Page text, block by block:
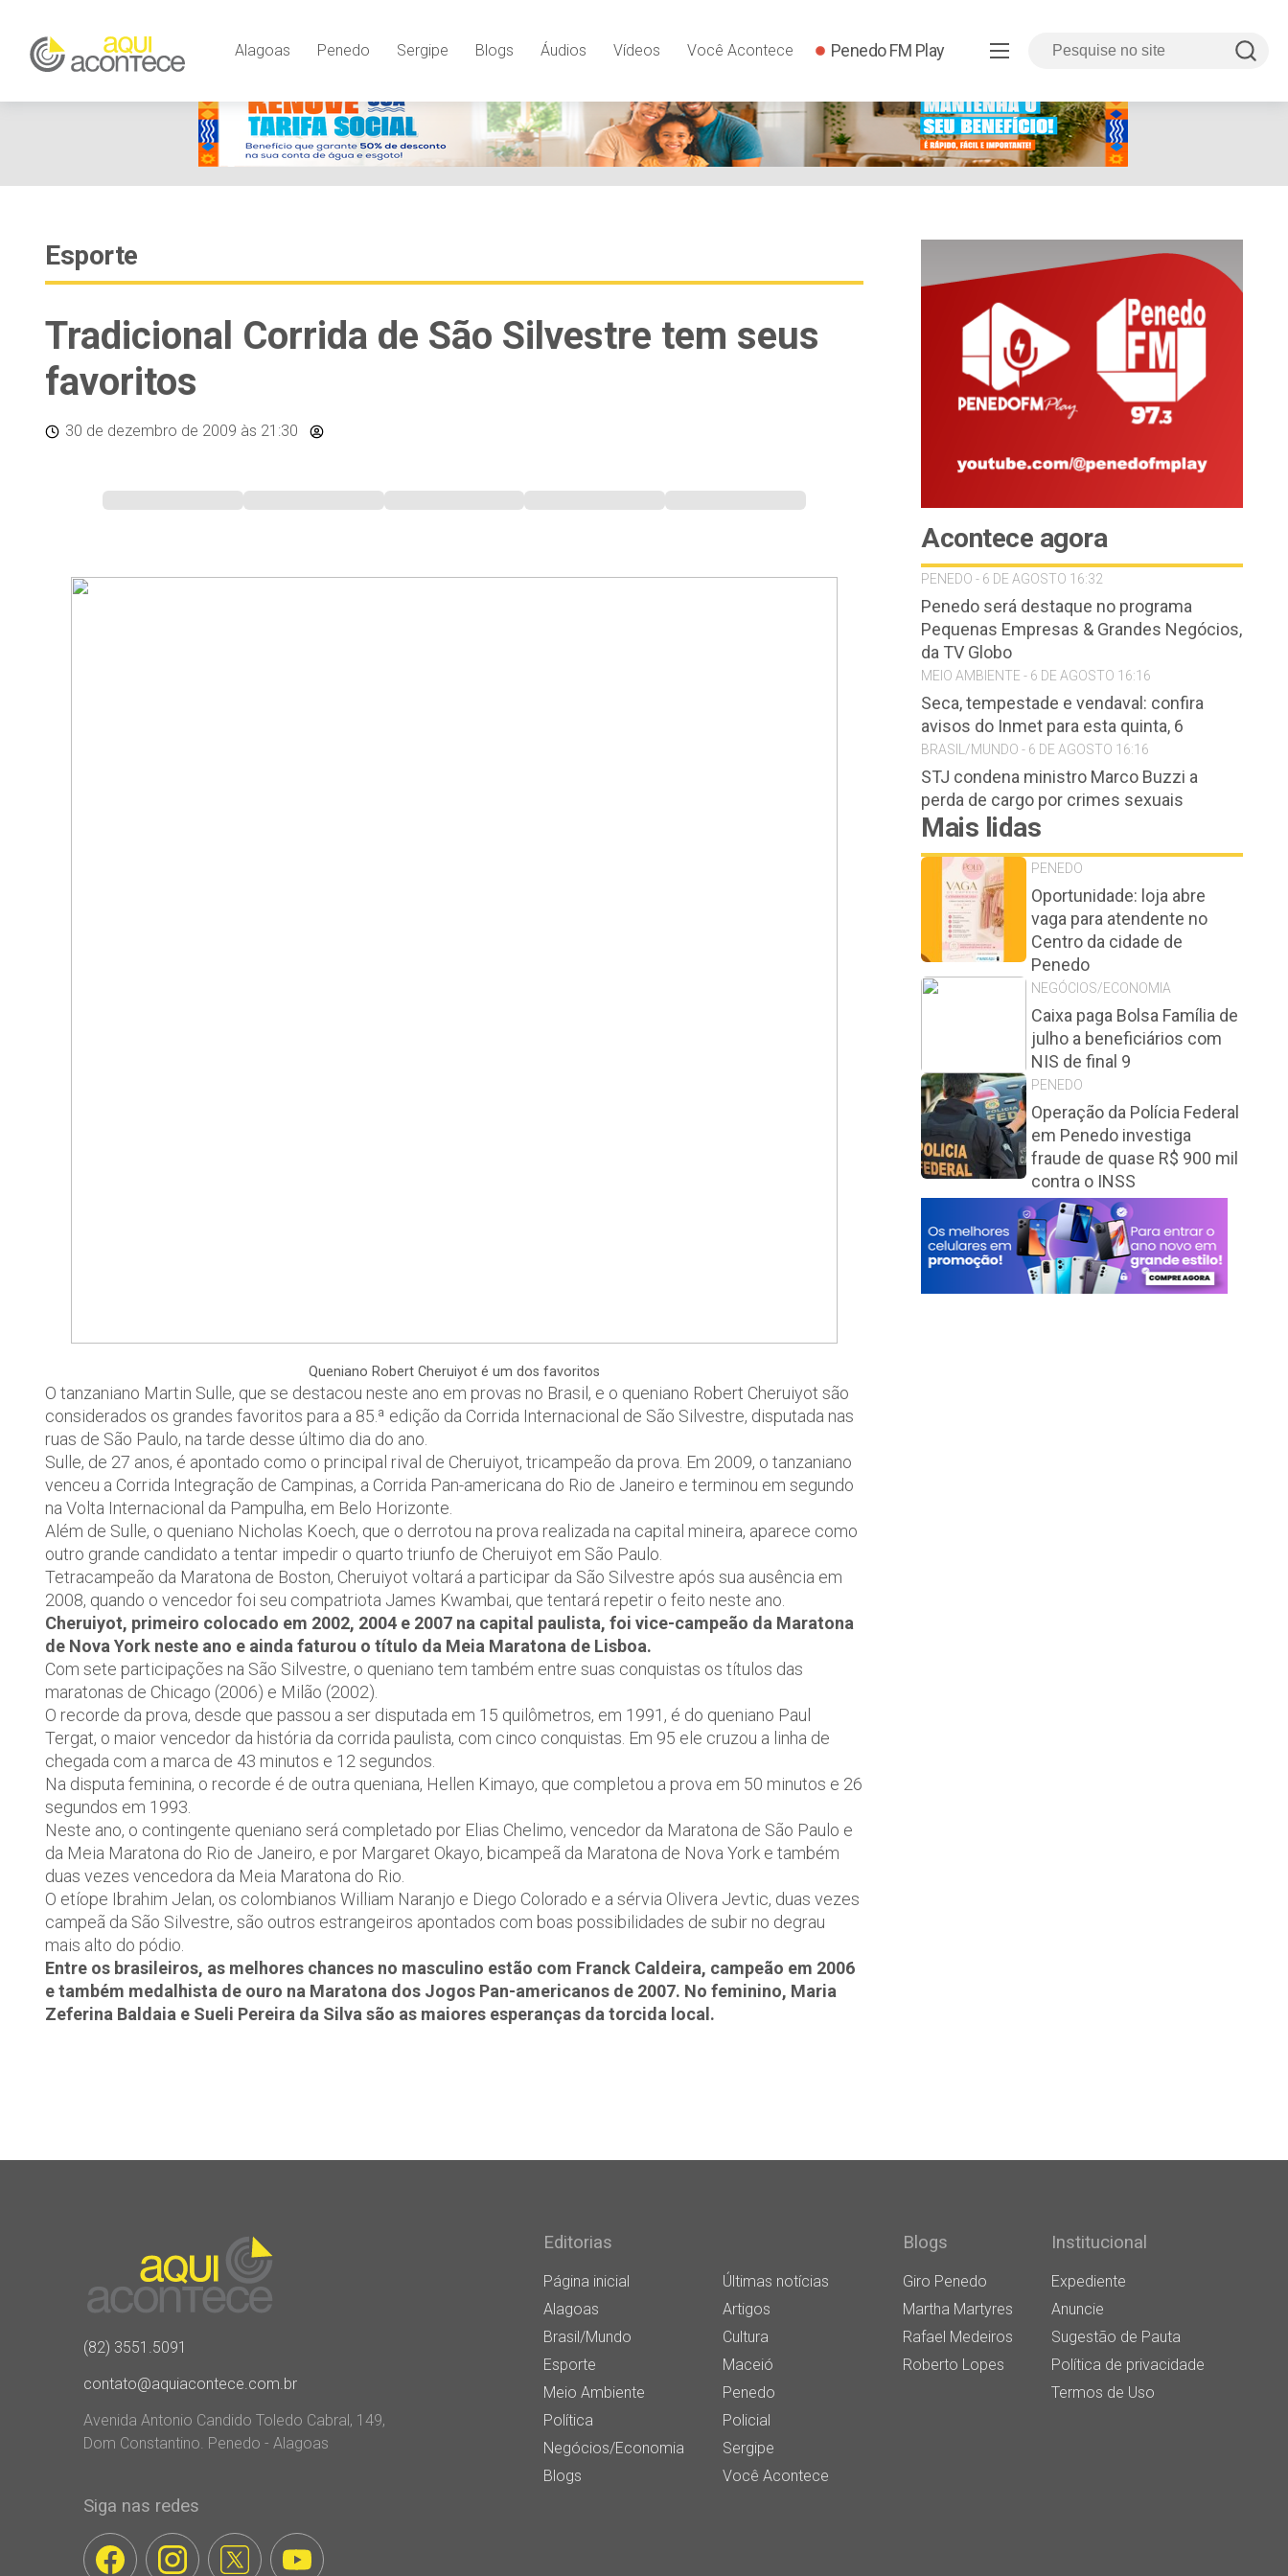
Alagoas Penedo Sergipe Blogs Áudios Vídeos Você Acontece Penedo FM Play
Esporte
Tradicional Corrida de São Silvestre tem seus
favoritos
30 de dezembro de 2009 às 21:30
Queniano Robert Cheruiyot é um dos favoritos
O tanzaniano Martin Sulle, que se destacou neste ano em provas no Brasil, e o queniano Robert Cheruiyot são
considerados os grandes favoritos para a 85.ª edição da Corrida Internacional de São Silvestre, disputada nas
ruas de São Paulo, na tarde desse último dia do ano.
Sulle, de 27 anos, é apontado como o principal rival de Cheruiyot, tricampeão da prova. Em 2009, o tanzaniano
venceu a Corrida Integração de Campinas, a Corrida Pan-americana do Rio de Janeiro e terminou em segundo
na Volta Internacional da Pampulha, em Belo Horizonte.
Além de Sulle, o queniano Nicholas Koech, que o derrotou na prova realizada na capital mineira, aparece como
outro grande candidato a tentar impedir o quarto triunfo de Cheruiyot em São Paulo.
Tetracampeão da Maratona de Boston, Cheruiyot voltará a participar da São Silvestre após sua ausência em
2008, quando o vencedor foi seu compatriota James Kwambai, que tentará repetir o feito neste ano.
Cheruiyot, primeiro colocado em 2002, 2004 e 2007 na capital paulista, foi vice-campeão da Maratona
de Nova York neste ano e ainda faturou o título da Meia Maratona de Lisboa.
Com sete participações na São Silvestre, o queniano tem também entre suas conquistas os títulos das
maratonas de Chicago (2006) e Milão (2002).
O recorde da prova, desde que passou a ser disputada em 15 quilômetros, em 1991, é do queniano Paul
Tergat, o maior vencedor da história da corrida paulista, com cinco conquistas. Em 95 ele cruzou a linha de
chegada com a marca de 43 minutos e 12 segundos.
Na disputa feminina, o recorde é de outra queniana, Hellen Kimayo, que completou a prova em 50 minutos e 26
segundos em 1993.
Neste ano, o contingente queniano será completado por Elias Chelimo, vencedor da Maratona de São Paulo e
da Meia Maratona do Rio de Janeiro, e por Margaret Okayo, bicampeã da Maratona de Nova York e também
duas vezes vencedora da Meia Maratona do Rio.
O etíope Ibrahim Jelan, os colombianos William Naranjo e Diego Colorado e a sérvia Olivera Jevtic, duas vezes
campeã da São Silvestre, são outros estrangeiros apontados com boas possibilidades de subir no degrau
mais alto do pódio.
Entre os brasileiros, as melhores chances no masculino estão com Franck Caldeira, campeão em 2006
e também medalhista de ouro na Maratona dos Jogos Pan-americanos de 2007. No feminino, Maria
Zeferina Baldaia e Sueli Pereira da Silva são as maiores esperanças da torcida local.
Acontece agora
PENEDO - 6 DE AGOSTO 16:32
Penedo será destaque no programa
Pequenas Empresas & Grandes Negócios,
da TV Globo
MEIO AMBIENTE - 6 DE AGOSTO 16:16
Seca, tempestade e vendaval: confira
avisos do Inmet para esta quinta, 6
BRASIL/MUNDO - 6 DE AGOSTO 16:16
STJ condena ministro Marco Buzzi a
perda de cargo por crimes sexuais
Mais lidas
PENEDO
Oportunidade: loja abre
vaga para atendente no
Centro da cidade de
Penedo
NEGÓCIOS/ECONOMIA
Caixa paga Bolsa Família de
julho a beneficiários com
NIS de final 9
PENEDO
Operação da Polícia Federal
em Penedo investiga
fraude de quase R$ 900 mil
contra o INSS
(82) 3551.5091
contato@aquiacontece.com.br
Avenida Antonio Candido Toledo Cabral, 149,
Dom Constantino. Penedo - Alagoas
Siga nas redes
Editorias
Página inicial
Últimas notícias
Alagoas
Artigos
Brasil/Mundo
Cultura
Esporte
Maceió
Meio Ambiente
Penedo
Política
Policial
Negócios/Economia
Sergipe
Blogs
Você Acontece
Blogs
Giro Penedo
Martha Martyres
Rafael Medeiros
Roberto Lopes
Institucional
Expediente
Anuncie
Sugestão de Pauta
Política de privacidade
Termos de Uso